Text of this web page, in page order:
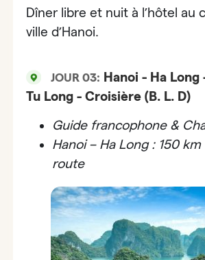
Dîner libre et nuit à l’hôtel au
ville d’Hanoi.
JOUR 03: Hanoi - Ha Long
Tu Long - Croisière (B. L. D)
Guide francophone &
Hanoi – Ha Long : 150 km
route